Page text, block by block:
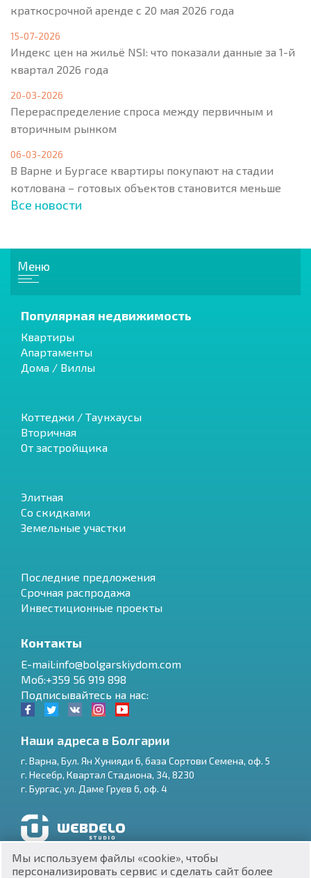
$
₽
краткосрочной аренде с 20 мая 2026 года
15-07-2026
Индекс цен на жильё NSI: что показали данные за 1-й
квартал 2026 года
20-03-2026
Перераспределение спроса между первичным и
вторичным рынком
06-03-2026
В Варне и Бургасе квартиры покупают на стадии
котлована – готовых объектов становится меньше
Все новости
Меню
Популярная недвижимость
Квартиры
Апартаменты
Дома / Виллы
Коттеджи / Таунхаусы
Вторичная
От застройщика
Элитная
Со скидками
Земельные участки
Последние предложения
Срочная распродажа
Инвестиционные проекты
Контакты
E-mail:info@bolgarskiydom.com
Моб:+359 56 919 898
Подписывайтесь на нас:
Наши адреса в Болгарии
г. Варна, Бул. Ян Хунияди 6, база Сортови Семена, оф. 5
г. Несебр, Квартал Стадиона, 34, 8230
г. Бургас, ул. Даме Груев 6, оф. 4
Разработка и SEO продвижение сайтов
Мы используем файлы «cookie», чтобы
персонализировать сервис и сделать сайт более